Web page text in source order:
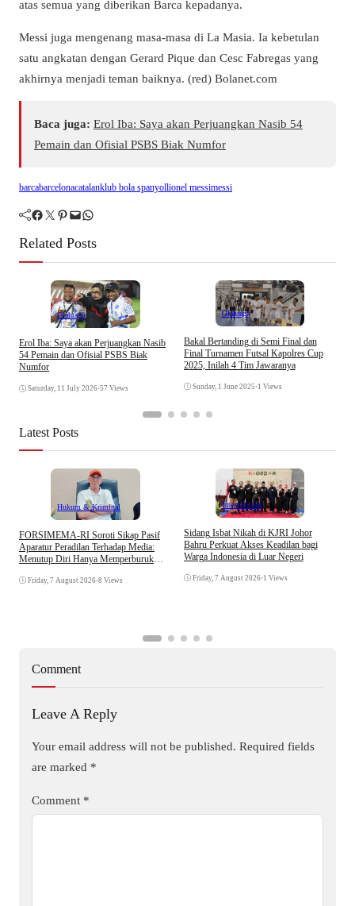
atas semua yang diberikan Barca kepadanya.
Messi juga mengenang masa-masa di La Masia. Ia kebetulan
satu angkatan dengan Gerard Pique dan Cesc Fabregas yang
akhirnya menjadi teman baiknya. (red) Bolanet.com
Baca juga: Erol Iba: Saya akan Perjuangkan Nasib 54
Pemain dan Ofisial PSBS Biak Numfor
barcabarcelonacatalanklub bola spanyollionel messimessi
Facebook Twitter Pinterest Mail WhatsApp
Related Posts
Olahraga
Erol Iba: Saya akan Perjuangkan Nasib
54 Pemain dan Ofisial PSBS Biak
Numfor
Saturday, 11 July 2026•57 Views
Olahraga
Bakal Bertanding di Semi Final dan
Final Turnamen Futsal Kapolres Cup
2025, Inilah 4 Tim Jawaranya
Sunday, 1 June 2025 •1 Views
Latest Posts
Hukum & Kriminal
​FORSIMEMA-RI Soroti Sikap Pasif
Aparatur Peradilan Terhadap Media:
Menutup Diri Hanya Memperburuk
Friday, 7 August 2026•8 Views
Internasional
Sidang Isbat Nikah di KJRI Johor
Bahru Perkuat Akses Keadilan bagi
Warga Indonesia di Luar Negeri
Friday, 7 August 2026•1 Views
Comment
Leave A Reply
Your email address will not be published. Required fields
are marked *
Comment *